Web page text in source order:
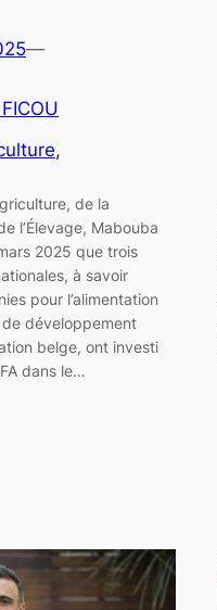
—
de la
l’Élevage, Mabouba
2025 que trois
à savoir
pour l’alimentation
de développement
belge, ont investi
dans le…